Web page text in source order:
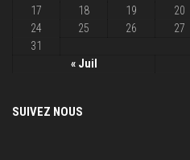
« Juil
17
18 19 20
24
25 26 27
31
SUIVEZ NOUS